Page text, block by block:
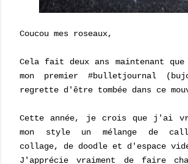
Coucou mes roseaux,
Cela fait deux ans maintenant que
mon premier #bulletjournal
regrette d'être tombée dans ce
Cette année, je crois que j'ai
mon style un mélange de
collage, de doodle et d'espace
J'apprécie vraiment de faire